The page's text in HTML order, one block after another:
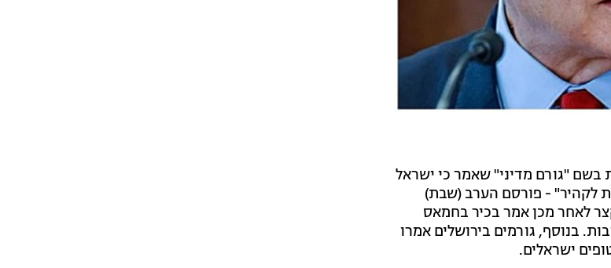
בשם "גורם מדיני" שאמר כי ישראל
לקהיר" - פורסם הערב (שבת)
קצר לאחר מכן אמר בכיר בחמאס
בנוסף, גורמים בירושלים אמרו